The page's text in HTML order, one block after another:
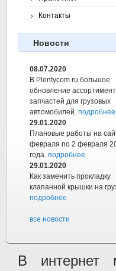
Контакты
Новости
08.07.2020
В Plentycom.ru большое
обновление
запчастей для грузовых
автомобилей. подробнее
29.01.2020
Плановые работы на
февраля по 2 февраля
года. подробнее
29.01.2020
Как заменить прокладку
клапанной крышки на
подробнее
все новости
В интернет